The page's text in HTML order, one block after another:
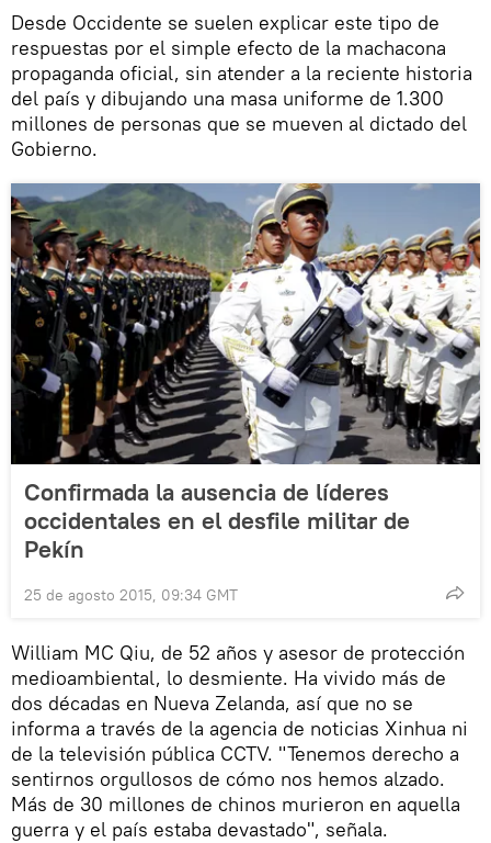
Desde Occidente se suelen explicar este tipo de
respuestas por el simple efecto de la machacona
propaganda oficial, sin atender a la reciente historia
del país y dibujando una masa uniforme de 1.300
millones de personas que se mueven al dictado del
Gobierno.
Confirmada la ausencia de líderes
occidentales en el desfile militar de
Pekín
25 de agosto 2015, 09:34 GMT
William MC Qiu, de 52 años y asesor de protección
medioambiental, lo desmiente. Ha vivido más de
dos décadas en Nueva Zelanda, así que no se
informa a través de la agencia de noticias Xinhua ni
de la televisión pública CCTV. "Tenemos derecho a
sentirnos orgullosos de cómo nos hemos alzado.
Más de 30 millones de chinos murieron en aquella
guerra y el país estaba devastado", señala.